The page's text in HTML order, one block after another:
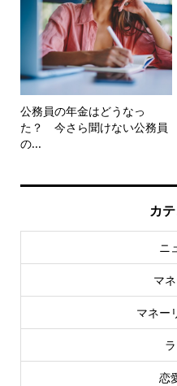
公務員の年金はどうなっ
た？ 今さら聞けない公務員
の...
カ
ニ
マ
マネー
恋